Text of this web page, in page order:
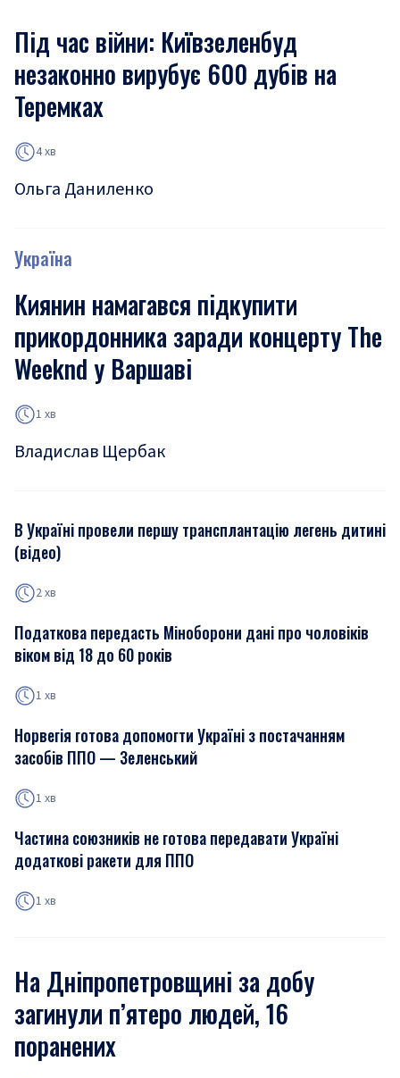
Під час війни: Київзеленбуд
незаконно вирубує 600 дубів на
Теремках
4 хв
Ольга Даниленко
Україна
Киянин намагався підкупити
прикордонника заради концерту The
Weeknd у Варшаві
1 хв
Владислав Щербак
В Україні провели першу трансплантацію легень дитині
(відео)
2 хв
Податкова передасть Міноборони дані про чоловіків
віком від 18 до 60 років
1 хв
Норвегія готова допомогти Україні з постачанням
засобів ППО — Зеленський
1 хв
Частина союзників не готова передавати Україні
додаткові ракети для ППО
1 хв
На Дніпропетровщині за добу
загинули п’ятеро людей, 16
поранених